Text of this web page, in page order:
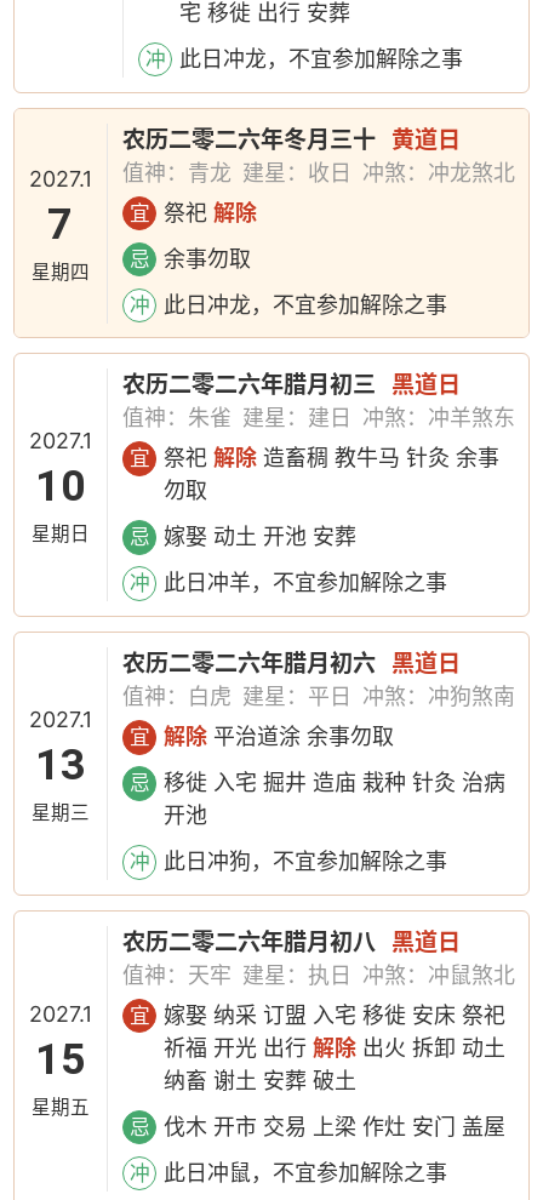
宅 移徙 出行 安葬
冲 此日冲龙，不宜参加解除之事
2027.1
7
星期四
农历二零二六年冬月三十 黄道日
值神：青龙 建星：收日 冲煞：冲龙煞北
宜 祭祀解除
忌 余事勿取
冲 此日冲龙，不宜参加解除之事
2027.1
10
星期日
农历二零二六年腊月初三 黑道日
值神：朱雀 建星：建日 冲煞：冲羊煞东
宜 祭祀解除 造畜稠 教牛马 针灸 余事
勿取
忌 嫁娶 动土 开池 安葬
冲 此日冲羊，不宜参加解除之事
2027.1
13
星期三
农历二零二六年腊月初六 黑道日
值神：白虎 建星：平日 冲煞：冲狗煞南
宜 解除 平治道涂 余事勿取
忌
移徙 入宅 掘井 造庙 栽种 针灸 治病
开池
冲 此日冲狗，不宜参加解除之事
2027.1
15
星期五
农历二零二六年腊月初八 黑道日
值神：天牢 建星：执日 冲煞：冲鼠煞北
宜
嫁娶 纳采 订盟 入宅 移徙 安床 祭祀
祈福 开光 出行解除 出火 拆卸 动土
纳畜 谢土 安葬 破土
忌 伐木 开市 交易 上梁 作灶 安门 盖屋
冲 此日冲鼠，不宜参加解除之事